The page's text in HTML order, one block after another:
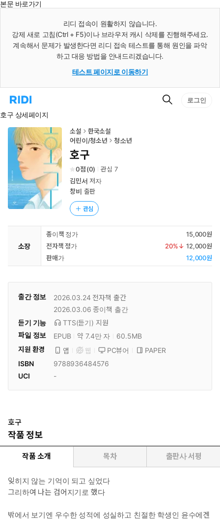
본문 바로가기
리디 접속이 원활하지 않습니다.
강제 새로 고침(Ctrl + F5)이나 브라우저 캐시 삭제를 진행해주세요.
계속해서 문제가 발생한다면 리디 접속 테스트를 통해 원인을 파악
하고 대응 방법을 안내드리겠습니다.
테스트 페이지로 이동하기
리
홈
로
이
동
검
로그인
호구 상세페이지
소설
한국소설
어린이/청소년
청소년
호구
0 (0) 관심 7
김민서 저자
창비 출판
관심
소장
종이책 정가
15,000원
전자책 정가
20%↓ 12,000원
판매가
12,000원
출간 정보 2026.03.24 전자책 출간
2026.03.06 종이책 출간
듣기 기능
TTS(듣기) 지원
파일 정보
EPUB 약 7.4만 자
60.5MB
지원 환경
앱 웹 PC뷰어
PAPER
ISBN
9788936484576
UCI
-
호구
작품 정보
작품 소개 목차 출판사 서평
잊히지 않는 기억이 되고 싶었다
그리하여 나는 검어지기로 했다
밖에서 보기엔 우수한 성적에 성실하고 친절한 학생인 윤수에겐